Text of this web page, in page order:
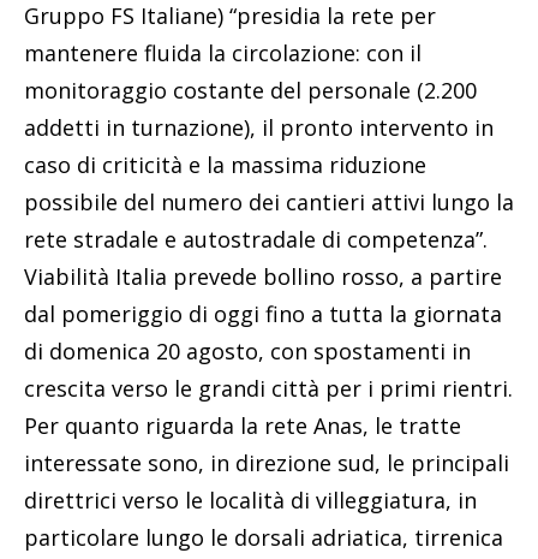
Gruppo FS Italiane) “presidia la rete per
mantenere fluida la circolazione: con il
monitoraggio costante del personale (2.200
addetti in turnazione), il pronto intervento in
caso di criticità e la massima riduzione
possibile del numero dei cantieri attivi lungo la
rete stradale e autostradale di competenza”.
Viabilità Italia prevede bollino rosso, a partire
dal pomeriggio di oggi fino a tutta la giornata
di domenica 20 agosto, con spostamenti in
crescita verso le grandi città per i primi rientri.
Per quanto riguarda la rete Anas, le tratte
interessate sono, in direzione sud, le principali
direttrici verso le località di villeggiatura, in
particolare lungo le dorsali adriatica, tirrenica